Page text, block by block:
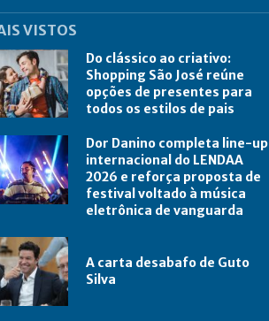
VISTOS
Do clássico ao criativo:
Shopping São José reúne
opções de presentes para
todos os estilos de pais
Dor Danino completa line-up
internacional do LENDAA
2026 e reforça proposta de
festival voltado à música
eletrônica de vanguarda
A carta desabafo de Guto
Silva